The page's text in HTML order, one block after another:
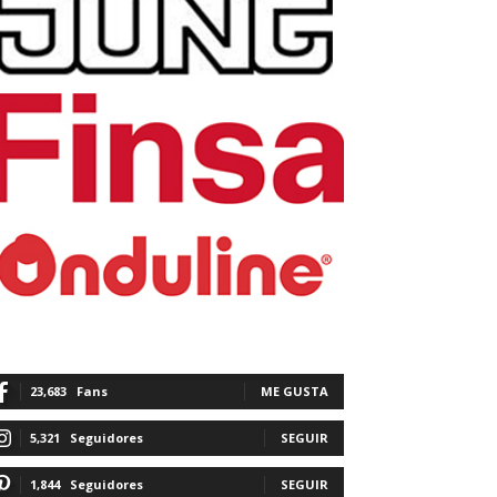
23,683 Fans ME GUSTA
5,321 Seguidores SEGUIR
1,844 Seguidores SEGUIR